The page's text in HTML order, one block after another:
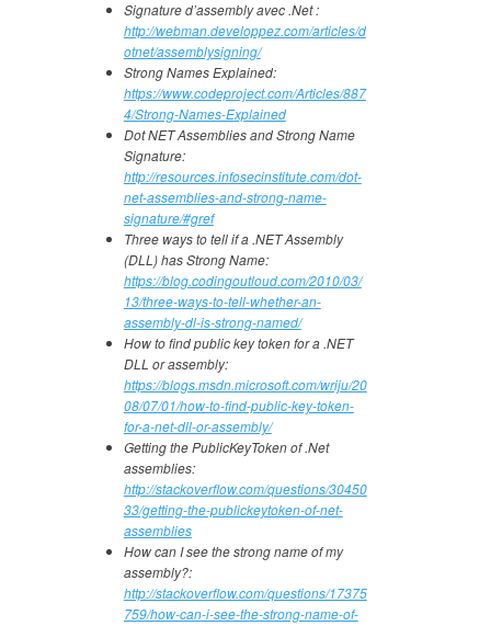
Signature d’assembly avec .Net :
http://webman.developpez.com/articles/d
otnet/assemblysigning/
Strong Names Explained:
https://www.codeproject.com/Articles/887
4/Strong-Names-Explained
Dot NET Assemblies and Strong Name
Signature:
http://resources.infosecinstitute.com/dot-
net-assemblies-and-strong-name-
signature/#gref
Three ways to tell if a .NET Assembly
(DLL) has Strong Name:
https://blog.codingoutloud.com/2010/03/
13/three-ways-to-tell-whether-an-
assembly-dl-is-strong-named/
How to find public key token for a .NET
DLL or assembly:
https://blogs.msdn.microsoft.com/wriju/20
08/07/01/how-to-find-public-key-token-
for-a-net-dll-or-assembly/
Getting the PublicKeyToken of .Net
assemblies:
http://stackoverflow.com/questions/30450
33/getting-the-publickeytoken-of-net-
assemblies
How can I see the strong name of my
assembly?:
http://stackoverflow.com/questions/17375
759/how-can-i-see-the-strong-name-of-